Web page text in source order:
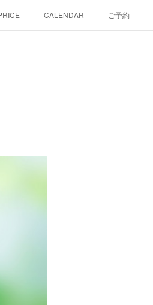
CALENDAR ご予約